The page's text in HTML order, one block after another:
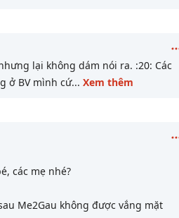
lại không dám nói ra. :20: Các
ở BV mình cứ... Xem thêm
các mẹ nhé?
Me2Gau không được vắng mặt